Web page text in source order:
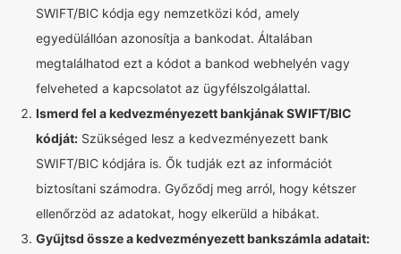
SWIFT/BIC kódja egy nemzetközi kód, amely
egyedülállóan azonosítja a bankodat. Általában
megtalálhatod ezt a kódot a bankod webhelyén vagy
felveheted a kapcsolatot az ügyfélszolgálattal.
Ismerd fel a kedvezményezett bankjának SWIFT/BIC
kódját: Szükséged lesz a kedvezményezett bank
SWIFT/BIC kódjára is. Ők tudják ezt az információt
biztosítani számodra. Győződj meg arról, hogy kétszer
ellenőrzöd az adatokat, hogy elkerüld a hibákat.
Gyűjtsd össze a kedvezményezett bankszámla adatait: